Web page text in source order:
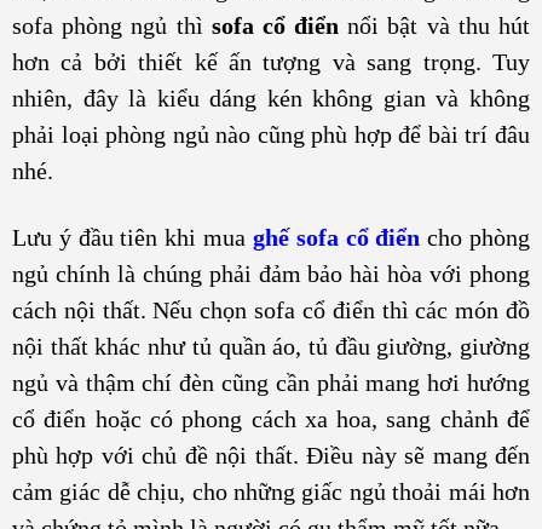
sofa phòng ngủ thì sofa cổ điển nổi bật và thu hút
hơn cả bởi thiết kế ấn tượng và sang trọng. Tuy
nhiên, đây là kiểu dáng kén không gian và không
phải loại phòng ngủ nào cũng phù hợp để bài trí đâu
nhé.
Lưu ý đầu tiên khi mua ghế sofa cổ điển cho phòng
ngủ chính là chúng phải đảm bảo hài hòa với phong
cách nội thất. Nếu chọn sofa cổ điển thì các món đồ
nội thất khác như tủ quần áo, tủ đầu giường, giường
ngủ và thậm chí đèn cũng cần phải mang hơi hướng
cổ điển hoặc có phong cách xa hoa, sang chảnh để
phù hợp với chủ đề nội thất. Điều này sẽ mang đến
cảm giác dễ chịu, cho những giấc ngủ thoải mái hơn